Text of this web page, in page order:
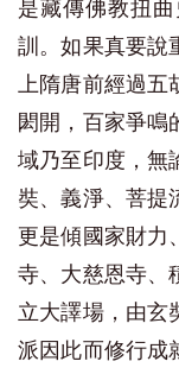
是藏傳佛教扭
訓。如果真要說
上隋唐前經過五
閎開，百家爭鳴
域乃至印度，無
奘、義淨、菩提
更是傾國家財力
寺、大慈恩寺、
立大譯場，由玄
派因此而修行成